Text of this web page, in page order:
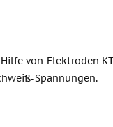
von Elektroden
Spannungen.